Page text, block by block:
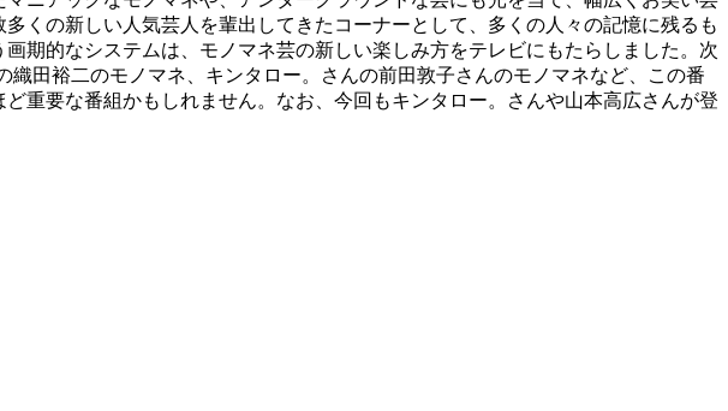
くの新しい人気芸人を輩出してきたコーナーとして、多くの人々の記憶に残るも
期的なシステムは、モノマネ芸の新しい楽しみ方をテレビにもたらしました。次
田裕二のモノマネ、キンタロー。さんの前田敦子さんのモノマネなど、この番
重要な番組かもしれません。なお、今回もキンタロー。さんや山本高広さんが登